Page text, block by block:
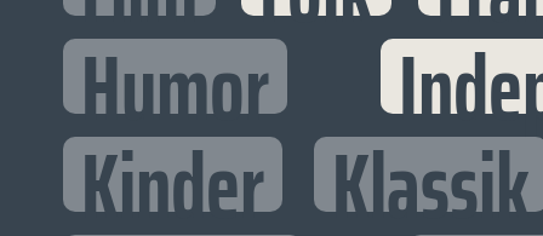
Humor
Kinder Klassik